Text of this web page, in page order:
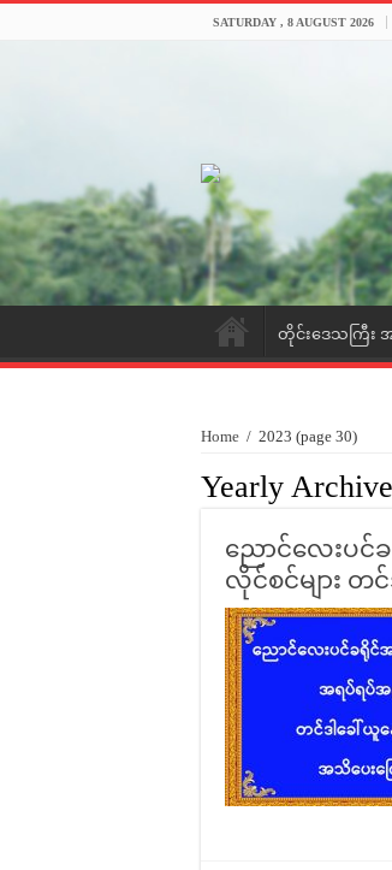
SATURDAY , 8 AUGUST 2026
တိုင်းဒေသကြီး
Home / 2023 (page 30)
Yearly
ညောင်လေးပ
လိုင်စင်များ တင်